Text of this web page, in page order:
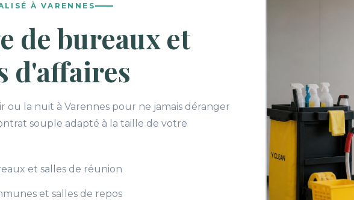
À VARENNES
de bureaux et
d'affaires
ou la nuit à Varennes pour ne jamais déranger
souple adapté à la taille de votre
et salles de réunion
et salles de repos